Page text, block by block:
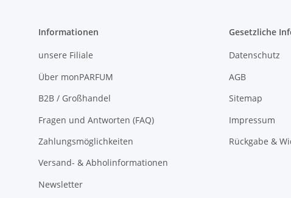
Informationen
unsere Filiale
Über monPARFUM
B2B / Großhandel
Fragen und Antworten (FAQ)
Zahlungsmöglichkeiten
Versand- & Abholinformationen
Newsletter
Gesetzliche
Datenschutz
AGB
Sitemap
Impressum
Rückgabe &